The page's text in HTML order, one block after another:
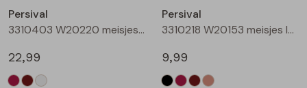
Persival
3310403 W20220 meisjes sweatshirt Cream
22,99
Persival
3310218 W20153 meisjes legging Zwart
9,99